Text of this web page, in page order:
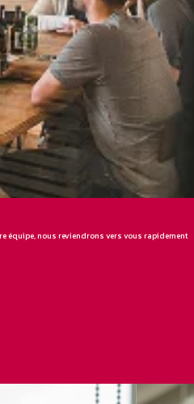
équipe, nous reviendrons vers vous rapidement